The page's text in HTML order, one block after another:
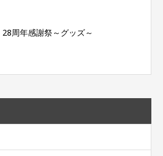
28周年感謝祭～グッズ～